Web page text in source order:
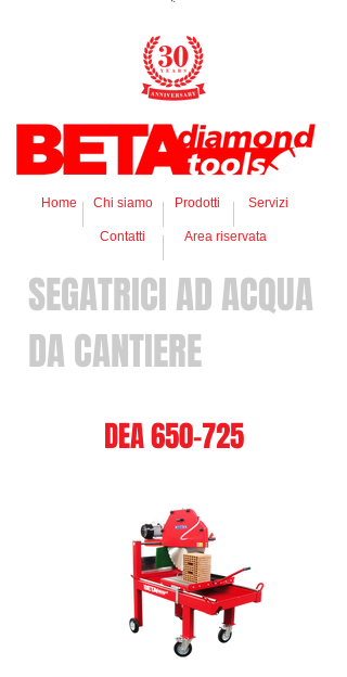
SEGATRICI AD ACQUA
DA CANTIERE
Home Chi siamo Prodotti Servizi
Contatti Area riservata
DEA 650-725